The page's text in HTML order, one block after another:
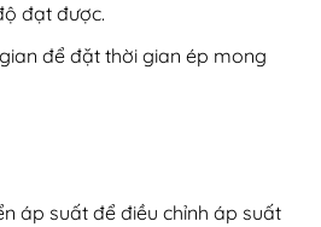
đạt được.
để đặt thời gian ép mong
áp suất để điều chỉnh áp suất